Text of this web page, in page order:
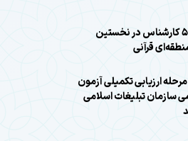
حضور ۵۰ کارشناس در نخستین
قرآنی
ارزیابی تکمیلی آزمون
سازمان تبلیغات اسلامی